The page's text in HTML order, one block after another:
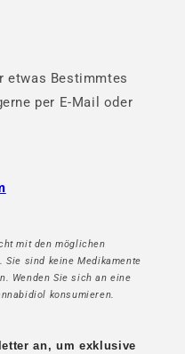
etwas Bestimmtes
per E-Mail oder
mit den möglichen
Sie sind keine Medikamente
Wenden Sie sich an eine
konsumieren.
an, um exklusive